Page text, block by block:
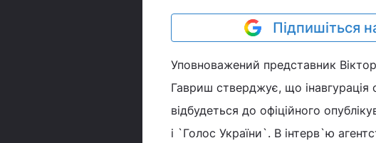
Підпишіться
Уповноважений представник
Гавриш стверджує, що
відбудеться до офіційного
і `Голос України`. В інтерв`ю